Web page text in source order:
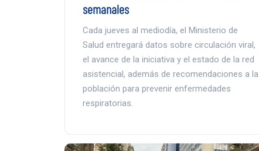
semanales
Cada jueves al mediodía, el Ministerio de
Salud entregará datos sobre circulación viral,
el avance de la iniciativa y el estado de la red
asistencial, además de recomendaciones a la
población para prevenir enfermedades
respiratorias.